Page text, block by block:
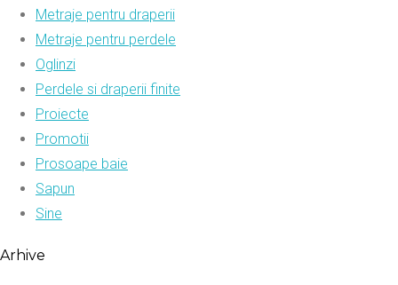
Metraje pentru draperii
Metraje pentru perdele
Oglinzi
Perdele si draperii finite
Proiecte
Promotii
Prosoape baie
Sapun
Sine
Arhive